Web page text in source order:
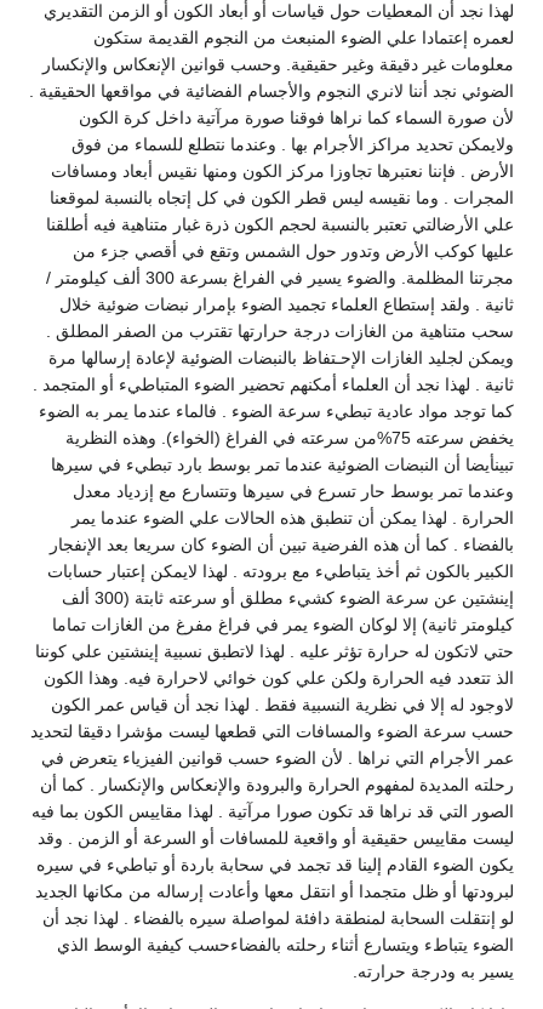
لهذا نجد أن المعطيات حول قياسات أو أبعاد الكون أو الزمن التقديري
لعمره إعتمادا علي الضوء المنبعث من النجوم القديمة ستكون
معلومات غير دقيقة وغير حقيقية. وحسب قوانين الإنعكاس والإنكسار
الضوئي نجد أننا لانري النجوم والأجسام الفضائية في مواقعها الحقيقية .
لأن صورة السماء كما نراها فوقنا صورة مرآتية داخل كرة الكون
ولايمكن تحديد مراكز الأجرام بها . وعندما نتطلع للسماء من فوق
الأرض . فإننا نعتبرها تجاوزا مركز الكون ومنها نقيس أبعاد ومسافات
المجرات . وما نقيسه ليس قطر الكون في كل إتجاه بالنسبة لموقعنا
علي الأرضالتي تعتبر بالنسبة لحجم الكون ذرة غبار متناهية فيه أطلقنا
عليها كوكب الأرض وتدور حول الشمس وتقع في أقصي جزء من
مجرتنا المظلمة. والضوء يسير في الفراغ بسرعة 300 ألف كيلومتر /
ثانية . ولقد إستطاع العلماء تجميد الضوء بإمرار نبضات ضوئية خلال
سحب متناهية من الغازات درجة حرارتها تقترب من الصفر المطلق .
ويمكن لجليد الغازات الإحـتفاظ بالنبضات الضوئية لإعادة إرسالها مرة
ثانية . لهذا نجد أن العلماء أمكنهم تحضير الضوء المتباطيء أو المتجمد .
كما توجد مواد عادية تبطيء سرعة الضوء . فالماء عندما يمر به الضوء
يخفض سرعته 75%من سرعته في الفراغ (الخواء). وهذه النظرية
تبينأيضا أن النبضات الضوئية عندما تمر بوسط بارد تبطيء في سيرها
وعندما تمر بوسط حار تسرع في سيرها وتتسارع مع إزدياد معدل
الحرارة . لهذا يمكن أن تنطبق هذه الحالات علي الضوء عندما يمر
بالفضاء . كما أن هذه الفرضية تبين أن الضوء كان سريعا بعد الإنفجار
الكبير بالكون ثم أخذ يتباطيء مع برودته . لهذا لايمكن إعتبار حسابات
إينشتين عن سرعة الضوء كشيء مطلق أو سرعته ثابتة (300 ألف
كيلومتر ثانية) إلا لوكان الضوء يمر في فراغ مفرغ من الغازات تماما
حتي لاتكون له حرارة تؤثر عليه . لهذا لاتطبق نسبية إينشتين علي كوننا
الذ تتعدد فيه الحرارة ولكن علي كون خوائي لاحرارة فيه. وهذا الكون
لاوجود له إلا في نظرية النسبية فقط . لهذا نجد أن قياس عمر الكون
حسب سرعة الضوء والمسافات التي قطعها ليست مؤشرا دقيقا لتحديد
عمر الأجرام التي نراها . لأن الضوء حسب قوانين الفيزياء يتعرض في
رحلته المديدة لمفهوم الحرارة والبرودة والإنعكاس والإنكسار . كما أن
الصور التي قد نراها قد تكون صورا مرآتية . لهذا مقاييس الكون بما فيه
ليست مقاييس حقيقية أو واقعية للمسافات أو السرعة أو الزمن . وقد
يكون الضوء القادم إلينا قد تجمد في سحابة باردة أو تباطيء في سيره
لبرودتها أو ظل متجمدا أو انتقل معها وأعادت إرساله من مكانها الجديد
لو إنتقلت السحابة لمنطقة دافئة لمواصلة سيره بالفضاء . لهذا نجد أن
الضوء يتباطء ويتسارع أثناء رحلته بالفضاءحسب كيفية الوسط الذي
يسير به ودرجة حرارته.